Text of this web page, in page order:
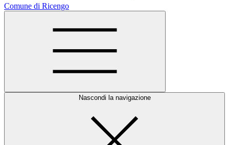
Comune di Ricengo
Nascondi la navigazione